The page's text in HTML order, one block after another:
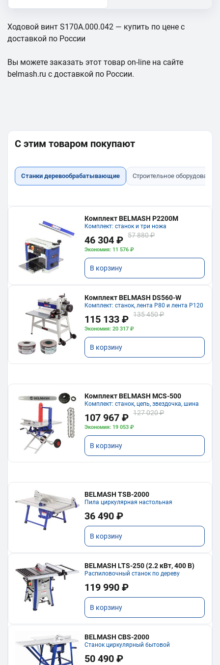
Ходовой винт S170A.000.042 — купить по цене с
доставкой по России
Вы можете заказать этот товар on-line на сайте
belmash.ru с доставкой по России.
С этим товаром покупают
Станки деревообрабатывающие Строительное оборудование
Комплект BELMASH P2200M
Комплект: станок и три ножа
46 304 ₽ 57 880 ₽
Экономия: 11 576 ₽
В корзину
Комплект BELMASH DS560-W
Комплект: станок, лента P80 и лента P120
115 133 ₽ 135 450 ₽
Экономия: 20 317 ₽
В корзину
Комплект BELMASH MCS-500
Комплект: станок, цепь, звездочка, шина
107 967 ₽ 127 020 ₽
Экономия: 19 053 ₽
В корзину
BELMASH TSB-2000
Пила циркулярная настольная
36 490 ₽
В корзину
BELMASH LTS-250 (2.2 кВт, 400 В)
Распиловочный станок по дереву
119 990 ₽
В корзину
BELMASH CBS-2000
Станок циркулярный бытовой
50 490 ₽